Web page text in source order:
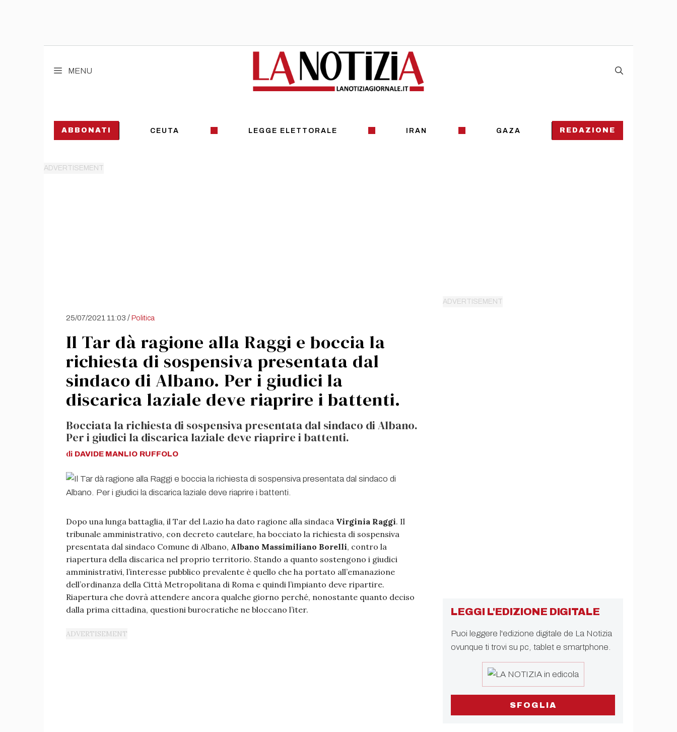
MENU
ABBONATI CEUTA LEGGE ELETTORALE IRAN GAZA REDAZIONE
25/07/2021 11:03 /Politica
Il Tar dà ragione alla Raggi e boccia la
richiesta di sospensiva presentata dal
sindaco di Albano. Per i giudici la
discarica laziale deve riaprire i battenti.
Bocciata la richiesta di sospensiva presentata dal sindaco di Albano.
Per i giudici la discarica laziale deve riaprire i battenti.
di DAVIDE MANLIO RUFFOLO
Dopo una lunga battaglia, il Tar del Lazio ha dato ragione alla sindaca Virginia Raggi. Il
tribunale amministrativo, con decreto cautelare, ha bocciato la richiesta di sospensiva
presentata dal sindaco Comune di Albano, Albano Massimiliano Borelli, contro la
riapertura della discarica nel proprio territorio. Stando a quanto sostengono i giudici
amministrativi, l’interesse pubblico prevalente è quello che ha portato all’emanazione
dell’ordinanza della Città Metropolitana di Roma e quindi l’impianto deve ripartire.
Riapertura che dovrà attendere ancora qualche giorno perché, nonostante quanto deciso
dalla prima cittadina, questioni burocratiche ne bloccano l’iter.
LEGGI L'EDIZIONE DIGITALE
Puoi leggere l'edizione digitale de La Notizia
ovunque ti trovi su pc, tablet e smartphone.
SFOGLIA